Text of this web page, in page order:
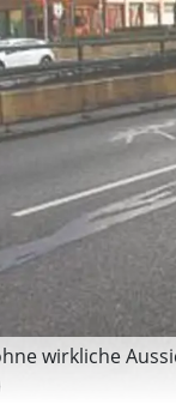
wirkliche